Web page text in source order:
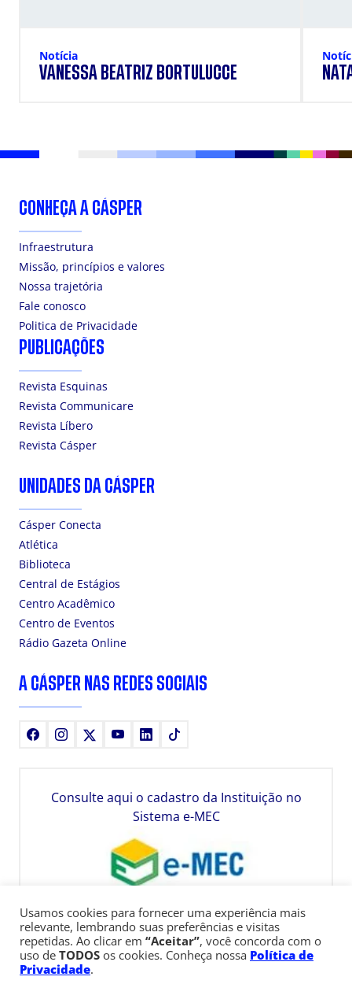
Notícia
VANESSA BEATRIZ BORTULUCCE
CONHEÇA A CÁSPER
Infraestrutura
Missão, princípios e valores
Nossa trajetória
Fale conosco
Politica de Privacidade
PUBLICAÇÕES
Revista Esquinas
Revista Communicare
Revista Líbero
Revista Cásper
UNIDADES DA CÁSPER
Cásper Conecta
Atlética
Biblioteca
Central de Estágios
Centro Acadêmico
Centro de Eventos
Rádio Gazeta Online
A CÁSPER NAS REDES SOCIAIS
FacebookInstagram YoutubeLinkedIn
Consulte aqui o cadastro da Instituição no
Sistema e-MEC
Usamos cookies para fornecer uma experiência mais
relevante, lembrando suas preferências e visitas
repetidas. Ao clicar em “Aceitar”, você concorda com o
uso de TODOS os cookies. Conheça nossa Política de
Privacidade.